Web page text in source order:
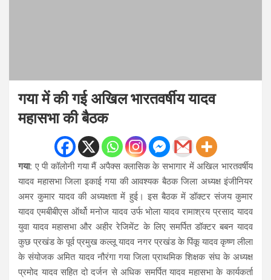
गया में की गई अखिल भारतवर्षीय यादव
महासभा की बैठक
गया: ए पी कॉलोनी गया मैं अपैक्स क्लासिक के सभागार में अखिल भारतवर्षीय
यादव महासभा जिला इकाई गया की आवश्यक बैठक जिला अध्यक्ष इंजीनियर
अमर कुमार यादव की अध्यक्षता में हुई। इस बैठक में डॉक्टर संजय कुमार
यादव एमबीबीएस ऑर्थो मनोज यादव उर्फ भोला यादव रामाश्रय प्रसाद यादव
युवा यादव महासभा और अहीर रेजिमेंट के लिए समर्पित डॉक्टर बबन यादव
कुछ प्रखंड के पूर्व प्रमुख कल्लू यादव नगर प्रखंड के पिंकू यादव कृष्ण लीला
के संयोजक अमित यादव नौरंगा गया जिला प्राथमिक शिक्षक संघ के अध्यक्ष
प्रमोद यादव सहित दो दर्जन से अधिक समर्पित यादव महासभा के कार्यकर्ता